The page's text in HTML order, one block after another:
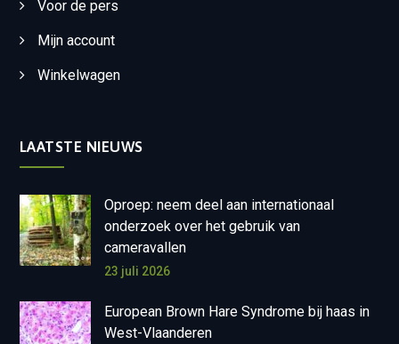
Voor de pers
Mijn account
Winkelwagen
LAATSTE NIEUWS
Oproep: neem deel aan internationaal
onderzoek over het gebruik van
cameravallen
23 juli 2026
European Brown Hare Syndrome bij haas in
West-Vlaanderen